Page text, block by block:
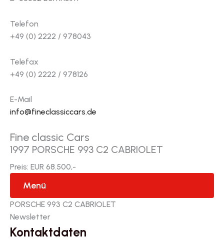
Telefon
+49 (0) 2222 / 978043
Telefax
+49 (0) 2222 / 978126
E-Mail
info@fineclassiccars.de
Fine classic Cars
1997 PORSCHE 993 C2 CABRIOLET
Preis: EUR 68.500,-
Menü
PORSCHE 993 C2 CABRIOLET
Newsletter
Kontaktdaten